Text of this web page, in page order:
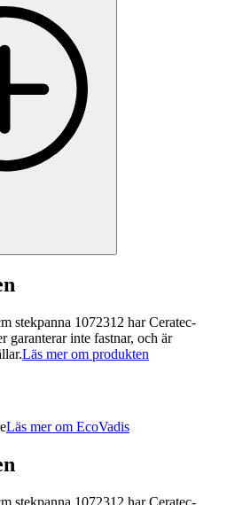
stekpanna 1072312 har Ceratec-
garanterar inte fastnar, och är
Läs mer om produkten
Läs mer om EcoVadis
stekpanna 1072312 har Ceratec-